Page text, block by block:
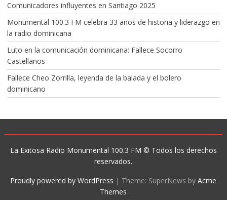
Comunicadores influyentes en Santiago 2025
Monumental 100.3 FM celebra 33 años de historia y liderazgo en
la radio dominicana
Luto en la comunicación dominicana: Fallece Socorro
Castellanos
Fallece Cheo Zorrilla, leyenda de la balada y el bolero
dominicano
La Exitosa Radio Monumental 100.3 FM © Todos los derechos
reservados.
Proudly powered by WordPress | Theme: SuperNews byAcme
Themes